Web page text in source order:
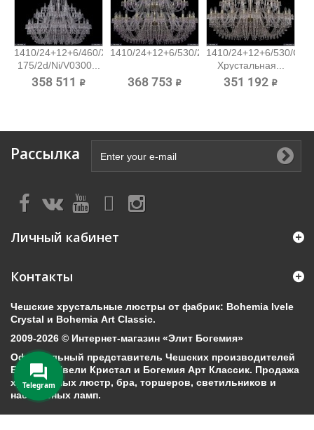
1410/24+12+6/460/XL-
175/2d/Ni/V0300...
358 511 ₽
1410/24+12+6/530/2d/G/V7010...
368 753 ₽
1410/24+12+6/530/G/
Хрустальная...
351 192 ₽
Рассылка
Личный кабинет
Контакты
Чешские хрустальные люстры от фабрик: Bohemia Ivele
Crystal и Bohemia Art Classic.
2009-2026 © Интернет-магазин «Элит Богемия»
Официальный представитель Чешских производителей
Богемия Ивели Кристал и Богемия Арт Классик. Продажа
хрустальных люстр, бра, торшеров, светильников и
настольных ламп.
Telegram